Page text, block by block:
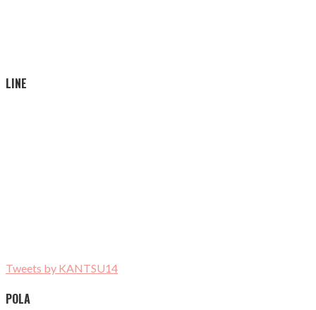
LINE
Tweets by KANTSU14
POLA